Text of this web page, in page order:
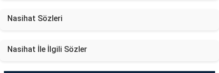
Nasihat Sözleri
Nasihat İle İlgili Sözler